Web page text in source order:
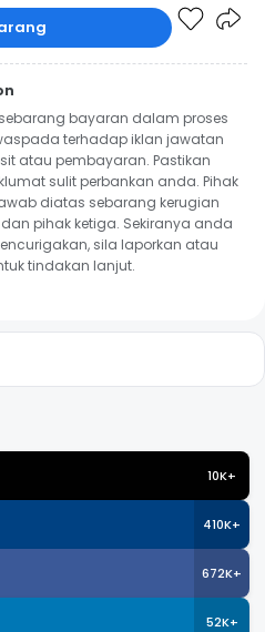
bayaran dalam proses
terhadap iklan jawatan
atau pembayaran. Pastikan
sulit perbankan anda. Pihak
diatas sebarang kerugian
pihak ketiga. Sekiranya anda
sila laporkan atau
tindakan lanjut.
10K+
410K+
672K+
52K+